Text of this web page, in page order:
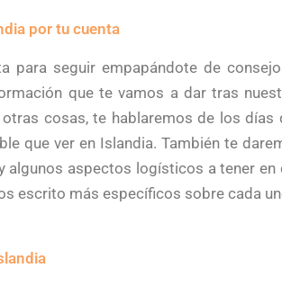
por tu cuenta
para seguir empapándote de
que te vamos a dar tras
otras cosas, te hablaremos de los
que ver en Islandia. También te
aspectos logísticos a tener en
escrito más específicos sobre cada